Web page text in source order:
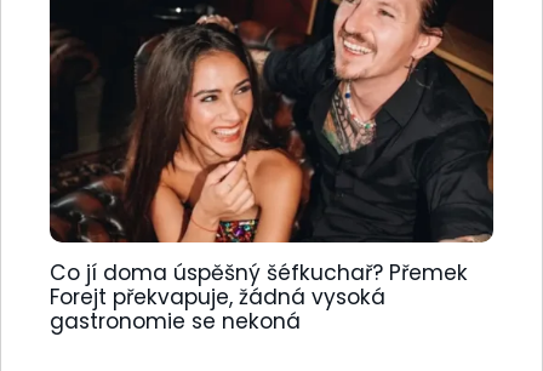
Co jí doma úspěšný šéfkuchař? Přemek
Forejt překvapuje, žádná vysoká
gastronomie se nekoná